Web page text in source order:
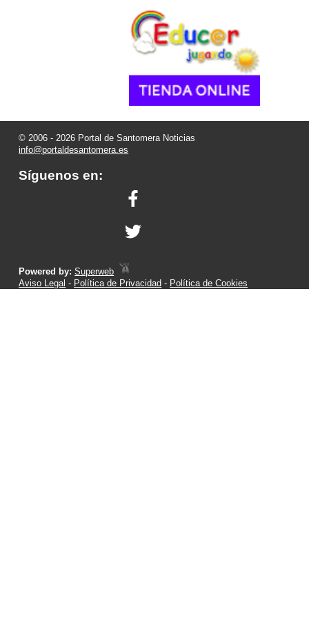
© 2006 - 2026 Portal de Santomera Noticias
info@portaldesantomera.es
Síguenos en:
Powered by:Superweb
Aviso Legal - Política de Privacidad - Política de Cookies